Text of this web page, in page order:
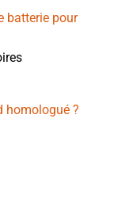
batterie pour
homologué ?